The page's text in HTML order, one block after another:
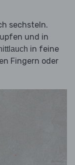
sechsteln.
und in
in feine
Fingern oder